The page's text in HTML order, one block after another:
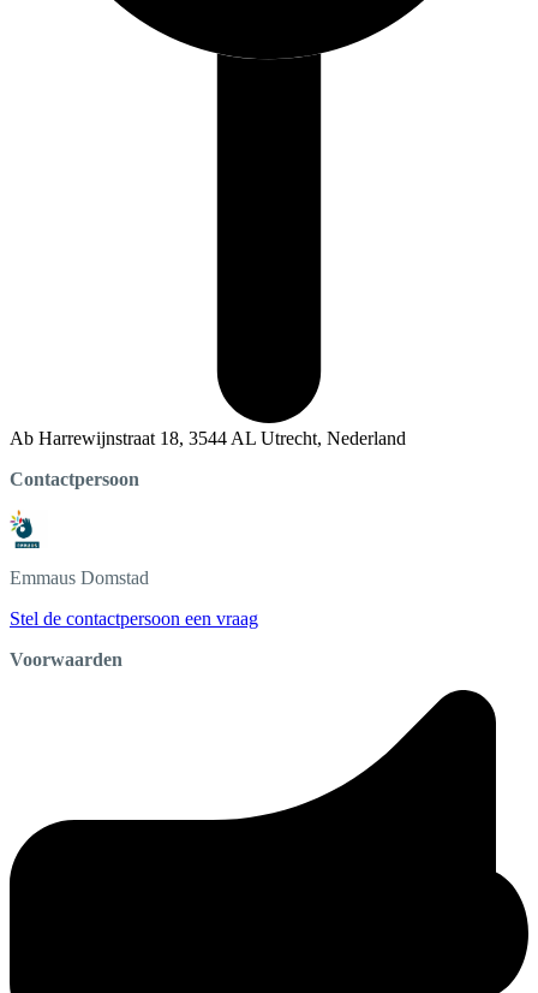
Ab Harrewijnstraat 18, 3544 AL Utrecht, Nederland
Contactpersoon
Emmaus Domstad
Stel de contactpersoon een vraag
Voorwaarden